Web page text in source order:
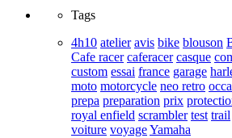
Tags
4h10 atelier avis bike blouson
Cafe racer caferacer casque
custom essai france garage
moto motorcycle neo retro
prepa preparation prix
royal enfield scrambler test trail
voiture voyageYamaha